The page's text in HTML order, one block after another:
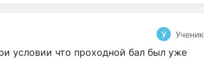
У Ученик
условии что проходной бал был уже